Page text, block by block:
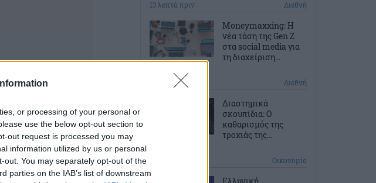
or processing of your personal or
use the below opt-out section to
out request is processed you may
information utilized by us or personal
You may separately opt-out of the
parties on the IAB’s list of downstream
13 λεπτά πριν Διεθνή
Moneymaxxing: Η
νέα τάση της Gen Z
στα social media για
τη διαχείριση...
1 ώρα πριν Διεθνή
Διαστημικά
σκουπίδια: Ο
καθαρισμός της
τροχιάς της...
Οικονομία